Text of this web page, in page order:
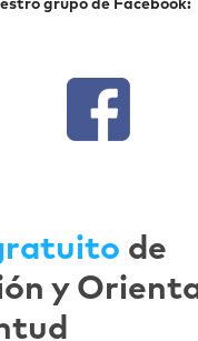
grupo de Facebook:
de
y